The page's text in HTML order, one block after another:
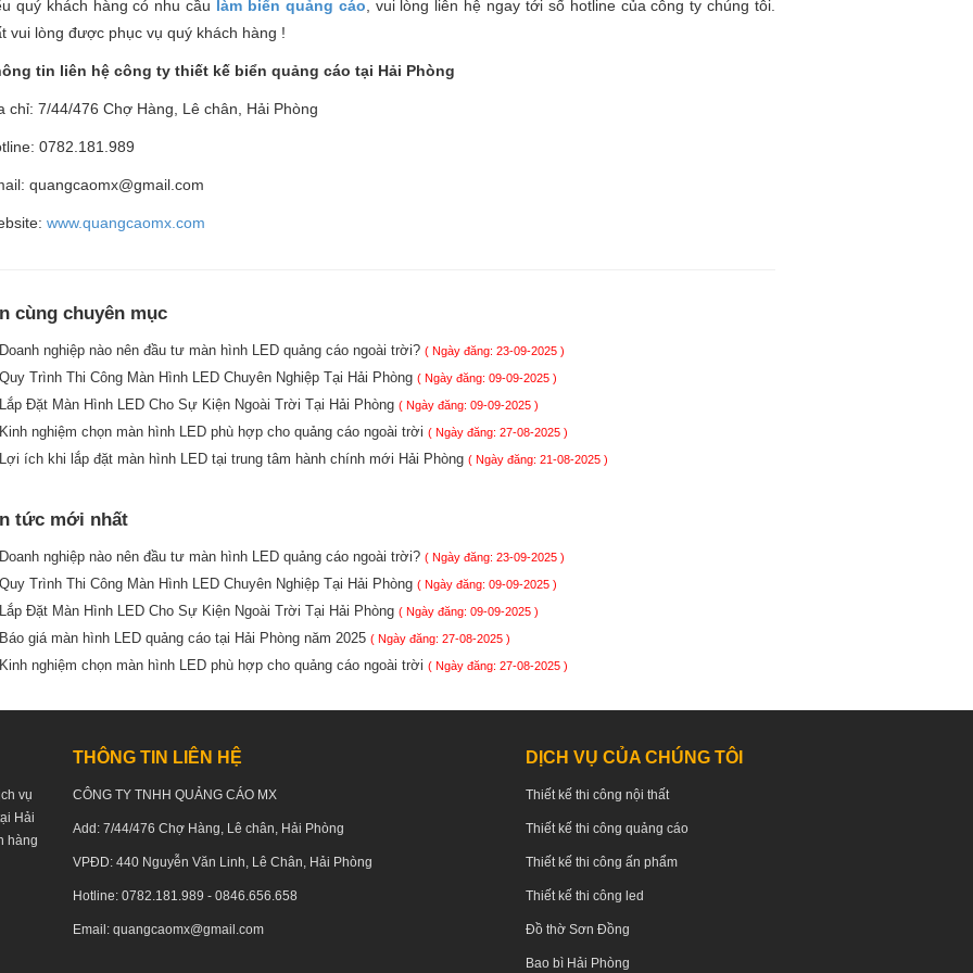
quý khách hàng có nhu cầu làm biển quảng cáo , vui lòng liên hệ ngay tới số hotline của công ty chúng tôi.
vui lòng được phục vụ quý khách hàng !
tin liên hệ công ty thiết kế biển quảng cáo tại Hải Phòng
chỉ: 7/44/476 Chợ Hàng, Lê chân, Hải Phòng
0782.181.989
quangcaomx@gmail.com
www.quangcaomx.com
cùng chuyên mục
Doanh nghiệp nào nên đầu tư màn hình LED quảng cáo ngoài trời? ( Ngày đăng: 23-09-2025 )
Quy Trình Thi Công Màn Hình LED Chuyên Nghiệp Tại Hải Phòng ( Ngày đăng: 09-09-2025 )
Lắp Đặt Màn Hình LED Cho Sự Kiện Ngoài Trời Tại Hải Phòng ( Ngày đăng: 09-09-2025 )
Kinh nghiệm chọn màn hình LED phù hợp cho quảng cáo ngoài trời ( Ngày đăng: 27-08-2025 )
Lợi ích khi lắp đặt màn hình LED tại trung tâm hành chính mới Hải Phòng ( Ngày đăng: 21-08-2025 )
tức mới nhất
Doanh nghiệp nào nên đầu tư màn hình LED quảng cáo ngoài trời? ( Ngày đăng: 23-09-2025 )
Quy Trình Thi Công Màn Hình LED Chuyên Nghiệp Tại Hải Phòng ( Ngày đăng: 09-09-2025 )
Lắp Đặt Màn Hình LED Cho Sự Kiện Ngoài Trời Tại Hải Phòng ( Ngày đăng: 09-09-2025 )
Báo giá màn hình LED quảng cáo tại Hải Phòng năm 2025 ( Ngày đăng: 27-08-2025 )
Kinh nghiệm chọn màn hình LED phù hợp cho quảng cáo ngoài trời ( Ngày đăng: 27-08-2025 )
vụ
Hải
hàng
THÔNG TIN LIÊN HỆ
CÔNG TY TNHH QUẢNG CÁO MX
Add: 7/44/476 Chợ Hàng, Lê chân, Hải Phòng
VPĐD: 440 Nguyễn Văn Linh, Lê Chân, Hải Phòng
Hotline: 0782.181.989 - 0846.656.658
Email: quangcaomx@gmail.com
DỊCH VỤ CỦA CHÚNG TÔI
Thiết kế thi công nội thất
Thiết kế thi công quảng cáo
Thiết kế thi công ấn phẩm
Thiết kế thi công led
Đồ thờ Sơn Đồng
Bao bì Hải Phòng